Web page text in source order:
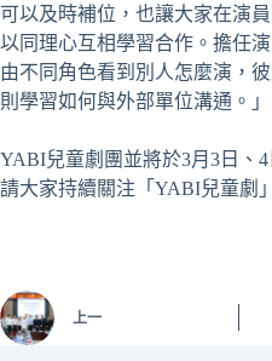
可以及時補位，也讓大家在演
以同理心互相學習合作。擔任
由不同角色看到別人怎麼演，
則學習如何與外部單位溝通。」
YABI兒童劇團並將於3月3日、
請大家持續關注「YABI兒童劇
上一